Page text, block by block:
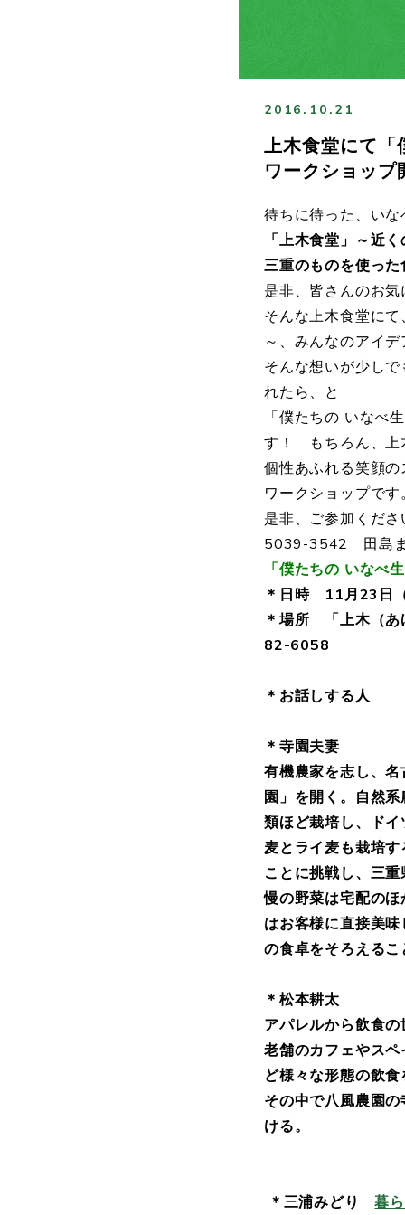
2016.10.21
上木食堂にて「
ワークショップ
待ちに待った、い
「上木食堂」～近
三重のものを使った
是非、皆さんのお
そんな上木食堂に
～、みんなのアイ
そんな想いが少し
れたら、と
「僕たちの いなべ
す！ もちろん、上
個性あふれる笑顔
ワークショップです
是非、ご参加くだ
5039-3542 田島
「僕たちの いなべ
＊日時 11月23日
＊場所 「上木（
82-6058
＊お話しする人
＊寺園夫
有機農家を志し、
園」を開く。自然
類ほど栽培し、ド
麦とライ麦も栽培
ことに挑戦し、三
慢の野菜は宅配の
はお客様に直接美
の食卓をそろえるこ
＊松本耕太
アパレルから飲食
老舗のカフェやス
ど様々な形態の飲
その中で八風農園
ける。
＊ 三浦みどり暮